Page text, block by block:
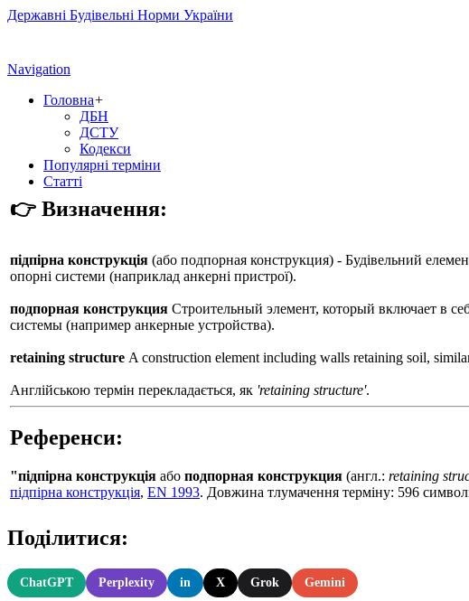
Державні Будівельні Норми України
Navigation
Головна+
ДБН
ДСТУ
Кодекси
Популярні терміни
Статті
👉 Визначення:
підпірна конструкція (або подпорная конструкция) - Будівельний
опорні системи (наприклад анкерні пристрої).
подпорная конструкция Строительный элемент, который включает в
системы (например анкерные устройства).
retaining structure A construction element including walls retaining soil,
Англійською термін перекладається, як 'retaining structure'.
Референси:
"підпірна конструкція або подпорная конструкция (англ.: retaining
підпірна конструкція, EN 1993. Довжина тлумачення терміну: 596
Поділитися:
ChatGPT Perplexity in X Grok Gemini